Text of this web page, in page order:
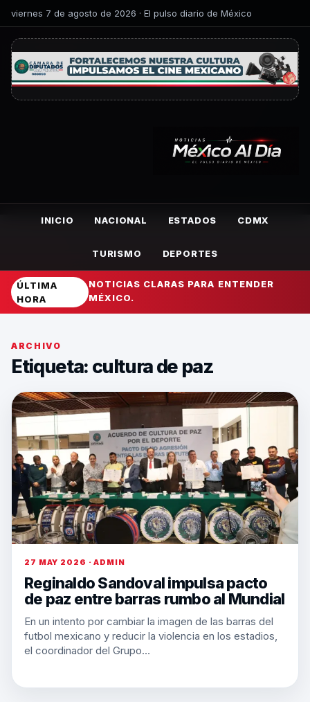
viernes 7 de agosto de 2026 · El pulso diario de México
INICIO NACIONAL ESTADOS CDMX
TURISMO DEPORTES
ÚLTIMA
HORA
NOTICIAS CLARAS PARA ENTENDER
MÉXICO.
ARCHIVO
Etiqueta: cultura de paz
27 MAY 2026 · ADMIN
Reginaldo Sandoval impulsa pacto
de paz entre barras rumbo al Mundial
En un intento por cambiar la imagen de las barras del
futbol mexicano y reducir la violencia en los estadios,
el coordinador del Grupo…